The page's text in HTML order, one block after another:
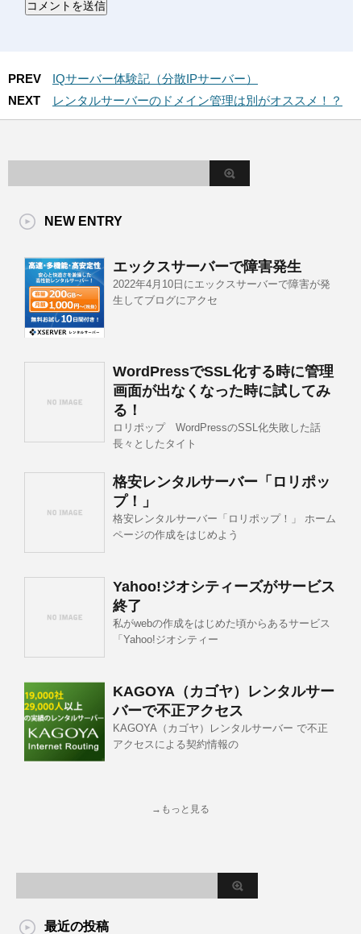
PREV
IQサーバー体験記（分散IPサーバー）
NEXT
レンタルサーバーのドメイン管理は別がオススメ！？
NEW ENTRY
エックスサーバーで障害発生
2022年4月10日にエックスサーバーで障害が発
生してブログにアクセ
WordPressでSSL化する時に管理
画面が出なくなった時に試してみ
る！
ロリポップ WordPressのSSL化失敗した話
長々としたタイト
格安レンタルサーバー「ロリポッ
プ！」
格安レンタルサーバー「ロリポップ！」 ホーム
ページの作成をはじめよう
Yahoo!ジオシティーズがサービス
終了
私がwebの作成をはじめた頃からあるサービス
「Yahoo!ジオシティー
KAGOYA（カゴヤ）レンタルサー
バーで不正アクセス
KAGOYA（カゴヤ）レンタルサーバー で不正
アクセスによる契約情報の
→もっと見る
最近の投稿